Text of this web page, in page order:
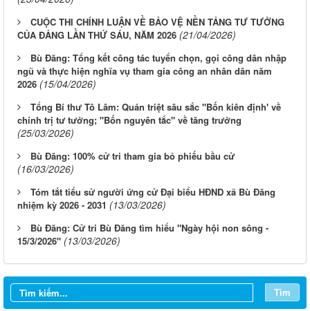
CUỘC THI CHÍNH LUẬN VỀ BẢO VỆ NỀN TẢNG TƯ TƯỞNG
CỦA ĐẢNG LẦN THỨ SÁU, NĂM 2026 (21/04/2026)
Bù Đăng: Tổng kết công tác tuyển chọn, gọi công dân nhập
ngũ và thực hiện nghĩa vụ tham gia công an nhân dân năm
2026 (15/04/2026)
Tổng Bí thư Tô Lâm: Quán triệt sâu sắc "Bốn kiên định' về
chính trị tư tưởng; "Bốn nguyên tắc" về tăng trưởng
(25/03/2026)
Bù Đăng: 100% cử tri tham gia bỏ phiếu bầu cử
(16/03/2026)
Tóm tắt tiểu sử người ứng cử Đại biểu HĐND xã Bù Đăng
nhiệm kỳ 2026 - 2031 (13/03/2026)
Bù Đăng: Cử tri Bù Đăng tìm hiểu "Ngày hội non sông -
15/3/2026" (13/03/2026)
Tìm